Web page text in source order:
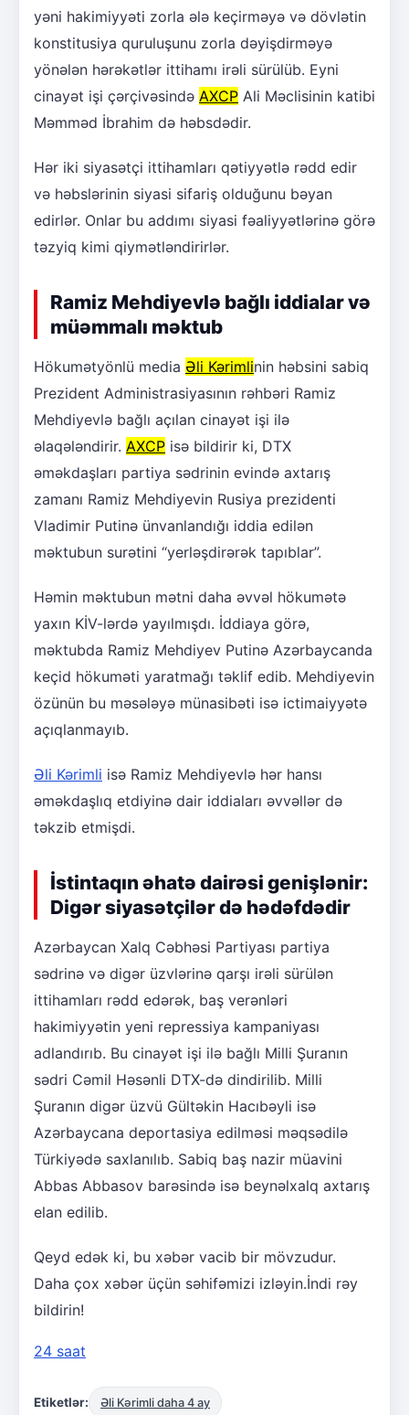
yəni hakimiyyəti zorla ələ keçirməyə və dövlətin
konstitusiya quruluşunu zorla dəyişdirməyə
yönələn hərəkətlər ittihamı irəli sürülüb. Eyni
cinayət işi çərçivəsində AXCP Ali Məclisinin katibi
Məmməd İbrahim də həbsdədir.
Hər iki siyasətçi ittihamları qətiyyətlə rədd edir
və həbslərinin siyasi sifariş olduğunu bəyan
edirlər. Onlar bu addımı siyasi fəaliyyətlərinə görə
təzyiq kimi qiymətləndirirlər.
Ramiz Mehdiyevlə bağlı iddialar və
müəmmalı məktub
Hökumətyönlü media Əli Kərimlinin həbsini sabiq
Prezident Administrasiyasının rəhbəri Ramiz
Mehdiyevlə bağlı açılan cinayət işi ilə
əlaqələndirir. AXCP isə bildirir ki, DTX
əməkdaşları partiya sədrinin evində axtarış
zamanı Ramiz Mehdiyevin Rusiya prezidenti
Vladimir Putinə ünvanlandığı iddia edilən
məktubun surətini “yerləşdirərək tapıblar”.
Həmin məktubun mətni daha əvvəl hökumətə
yaxın KİV-lərdə yayılmışdı. İddiaya görə,
məktubda Ramiz Mehdiyev Putinə Azərbaycanda
keçid hökuməti yaratmağı təklif edib. Mehdiyevin
özünün bu məsələyə münasibəti isə ictimaiyyətə
açıqlanmayıb.
Əli Kərimli isə Ramiz Mehdiyevlə hər hansı
əməkdaşlıq etdiyinə dair iddiaları əvvəllər də
təkzib etmişdi.
İstintaqın əhatə dairəsi genişlənir:
Digər siyasətçilər də hədəfdədir
Azərbaycan Xalq Cəbhəsi Partiyası partiya
sədrinə və digər üzvlərinə qarşı irəli sürülən
ittihamları rədd edərək, baş verənləri
hakimiyyətin yeni repressiya kampaniyası
adlandırıb. Bu cinayət işi ilə bağlı Milli Şuranın
sədri Cəmil Həsənli DTX-də dindirilib. Milli
Şuranın digər üzvü Gültəkin Hacıbəyli isə
Azərbaycana deportasiya edilməsi məqsədilə
Türkiyədə saxlanılıb. Sabiq baş nazir müavini
Abbas Abbasov barəsində isə beynəlxalq axtarış
elan edilib.
Qeyd edək ki, bu xəbər vacib bir mövzudur.
Daha çox xəbər üçün səhifəmizi izləyin.İndi rəy
bildirin!
24 saat
Etiketlər: Əli Kərimli daha 4 ay